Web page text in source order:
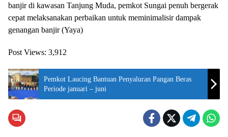
banjir di kawasan Tanjung Muda, pemkot Sungai penuh bergerak
cepat melaksanakan perbaikan untuk meminimalisir dampak
genangan banjir (Yaya)
Post Views: 3,912
Pemkot Laucing Bantuan Penyaluran Pangan Beras
Periode januari – juni